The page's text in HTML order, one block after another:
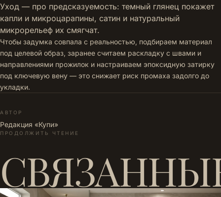
Уход — про предсказуемость: темный глянец покажет
капли и микроцарапины, сатин и натуральный
микрорельеф их смягчат.
Чтобы задумка совпала с реальностью, подбираем материал
под целевой образ, заранее считаем раскладку с швами и
направлениями прожилок и настраиваем эпоксидную затирку
под ключевую вену — это снижает риск промаха задолго до
укладки.
АВТОР
Редакция «Купи»
ПРОДОЛЖИТЬ ЧТЕНИЕ